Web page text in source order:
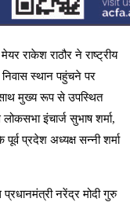
राकेश राठौर ने राष्ट्रीय
स्थान पहुंचने पर
मुख्य रूप से उपस्थित
इंचार्ज सुभाष शर्मा,
पूर्व प्रदेश अध्यक्ष सन्नी शर्मा
नरेंद्र मोदी गुरु